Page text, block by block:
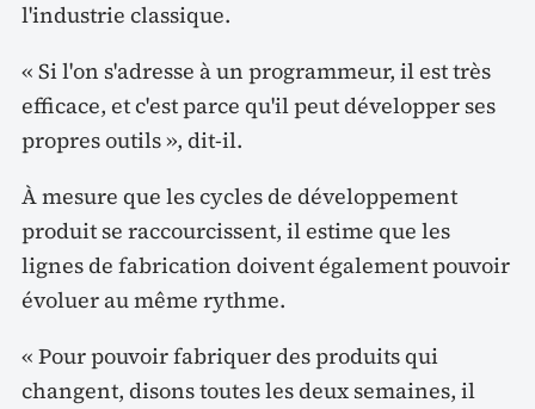
l'industrie classique.
« Si l'on s'adresse à un programmeur, il est très
efficace, et c'est parce qu'il peut développer ses
propres outils », dit-il.
À mesure que les cycles de développement
produit se raccourcissent, il estime que les
lignes de fabrication doivent également pouvoir
évoluer au même rythme.
« Pour pouvoir fabriquer des produits qui
changent, disons toutes les deux semaines, il